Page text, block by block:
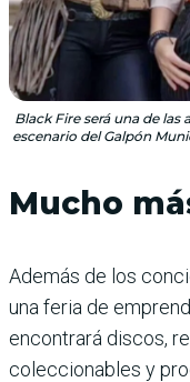
Black Fire será una de
escenario del Galpón
Mucho
Además de los
una feria de
encontrará discos,
coleccionables y